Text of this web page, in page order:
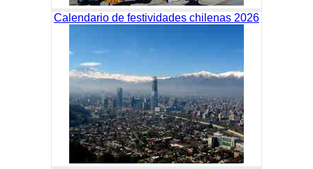
Calendario de festividades chilenas 2026